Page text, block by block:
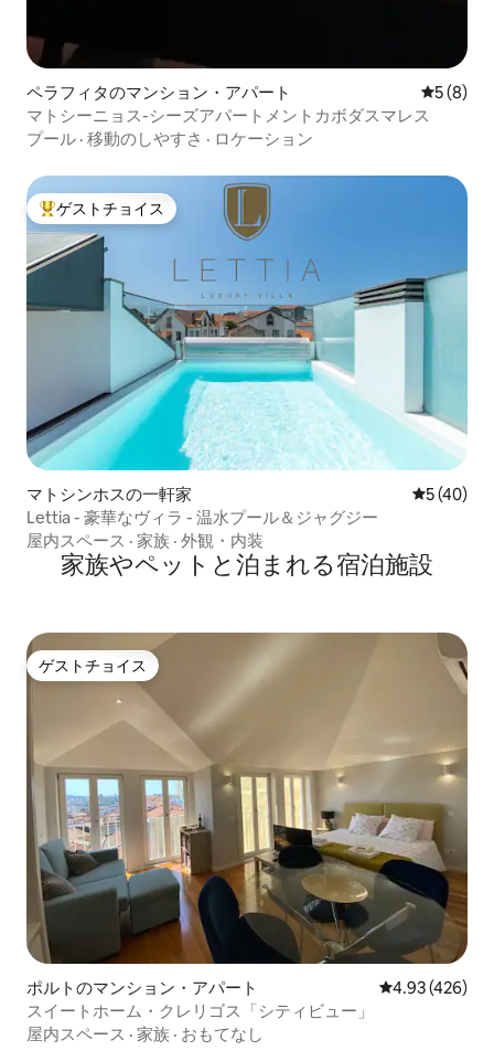
ペラフィタのマンション・アパート レビュー
5 (8)
マトシーニョス-シーズアパートメントカボダスマレス
プール · 移動のしやすさ · ロケーション
大好評のゲストチョイスです。
ゲストチョイス
マトシンホスの一軒家 レビュー
5 (40)
Lettia - 豪華なヴィラ - 温水プール＆ジャグジー
屋内スペース · 家族 · 外観・内装
家族やペットと泊まれる宿泊施設
ゲストチョイス
ゲストチョイス
ポルトのマンション・アパート レビュー426
4.93 (426)
スイートホーム・クレリゴス「シティビュー」
屋内スペース · 家族 · おもてなし